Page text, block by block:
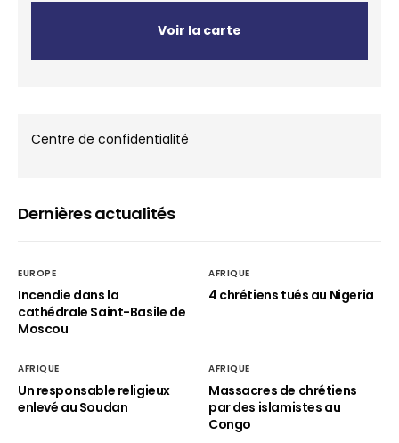
Voir la carte
Centre de confidentialité
Dernières actualités
EUROPE
Incendie dans la
cathédrale Saint-Basile de
Moscou
AFRIQUE
4 chrétiens tués au Nigeria
AFRIQUE
Un responsable religieux
enlevé au Soudan
AFRIQUE
Massacres de chrétiens
par des islamistes au
Congo